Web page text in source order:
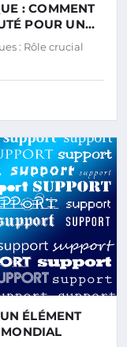
: COMMENT
POUR UN
: Rôle crucial
ÉLÉMENT